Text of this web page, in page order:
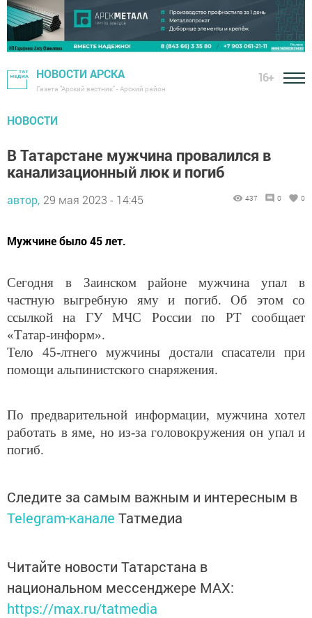
НОВОСТИ АРСКА
Газета "Арский вестник" - Арский район
16+
НОВОСТИ
В Татарстане мужчина провалился в
канализационный люк и погиб
автор, 29 мая 2023 - 14:45 437 0 0
Мужчине было 45 лет.
Сегодня в Заинском районе мужчина упал в
частную выгребную яму и погиб. Об этом со
ссылкой на ГУ МЧС России по РТ сообщает
«Татар-информ».
Тело 45-лтнего мужчины достали спасатели при
помощи альпинистского снаряжения.
По предварительной информации, мужчина хотел
работать в яме, но из-за головокружения он упал и
погиб.
Следите за самым важным и интересным в
Telegram-канале Татмедиа
Читайте новости Татарстана в
национальном мессенджере MАХ:
https://max.ru/tatmedia